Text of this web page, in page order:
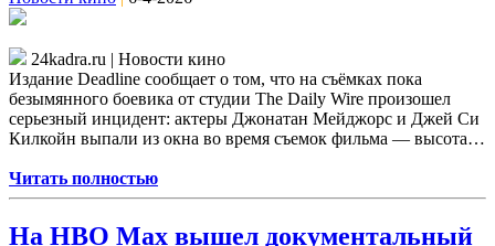
24kadra.ru | Новости кино
Издание Deadline сообщает о том, что на съёмках пока
безымянного боевика от студии The Daily Wire произошел
серьезный инцидент: актеры Джонатан Мейджорс и Джей Си
Килкойн выпали из окна во время съемок фильма — высота…
Читать полностью
На HBO Max вышел документальный